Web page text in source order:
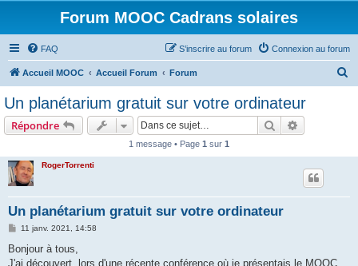
Forum MOOC Cadrans solaires
FAQ Connexion au forum
S’inscrire au forum
Accueil MOOC Accueil Forum Forum
Un planétarium gratuit sur votre ordinateur
Répondre Rechercher
1 message • Page 1 sur 1
RogerTorrenti
Un planétarium gratuit sur votre ordinateur
M
s
11 janv. 2021, 14:58
Bonjour à tous,
J'ai découvert, lors d'une récente conférence où je présentais le MOOC